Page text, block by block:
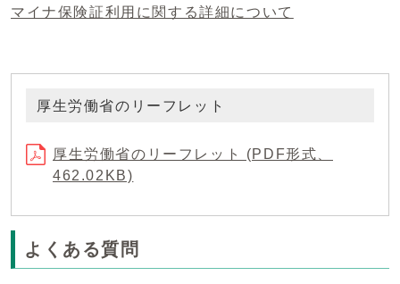
マイナ保険証利用に関する詳細について
厚生労働省のリーフレット
厚生労働省のリーフレット (PDF形式、
462.02KB)
よくある質問